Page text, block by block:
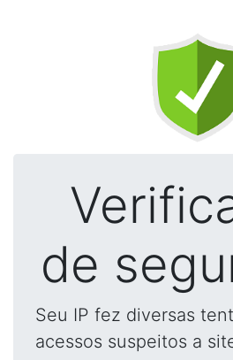
de
Seu IP fez diversas
acessos suspeitos a